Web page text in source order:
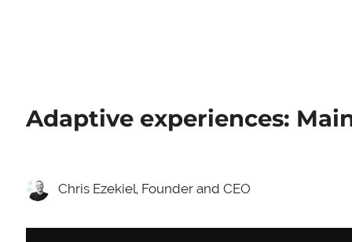
Adaptive experiences:
Chris Ezekiel, Founder and CEO